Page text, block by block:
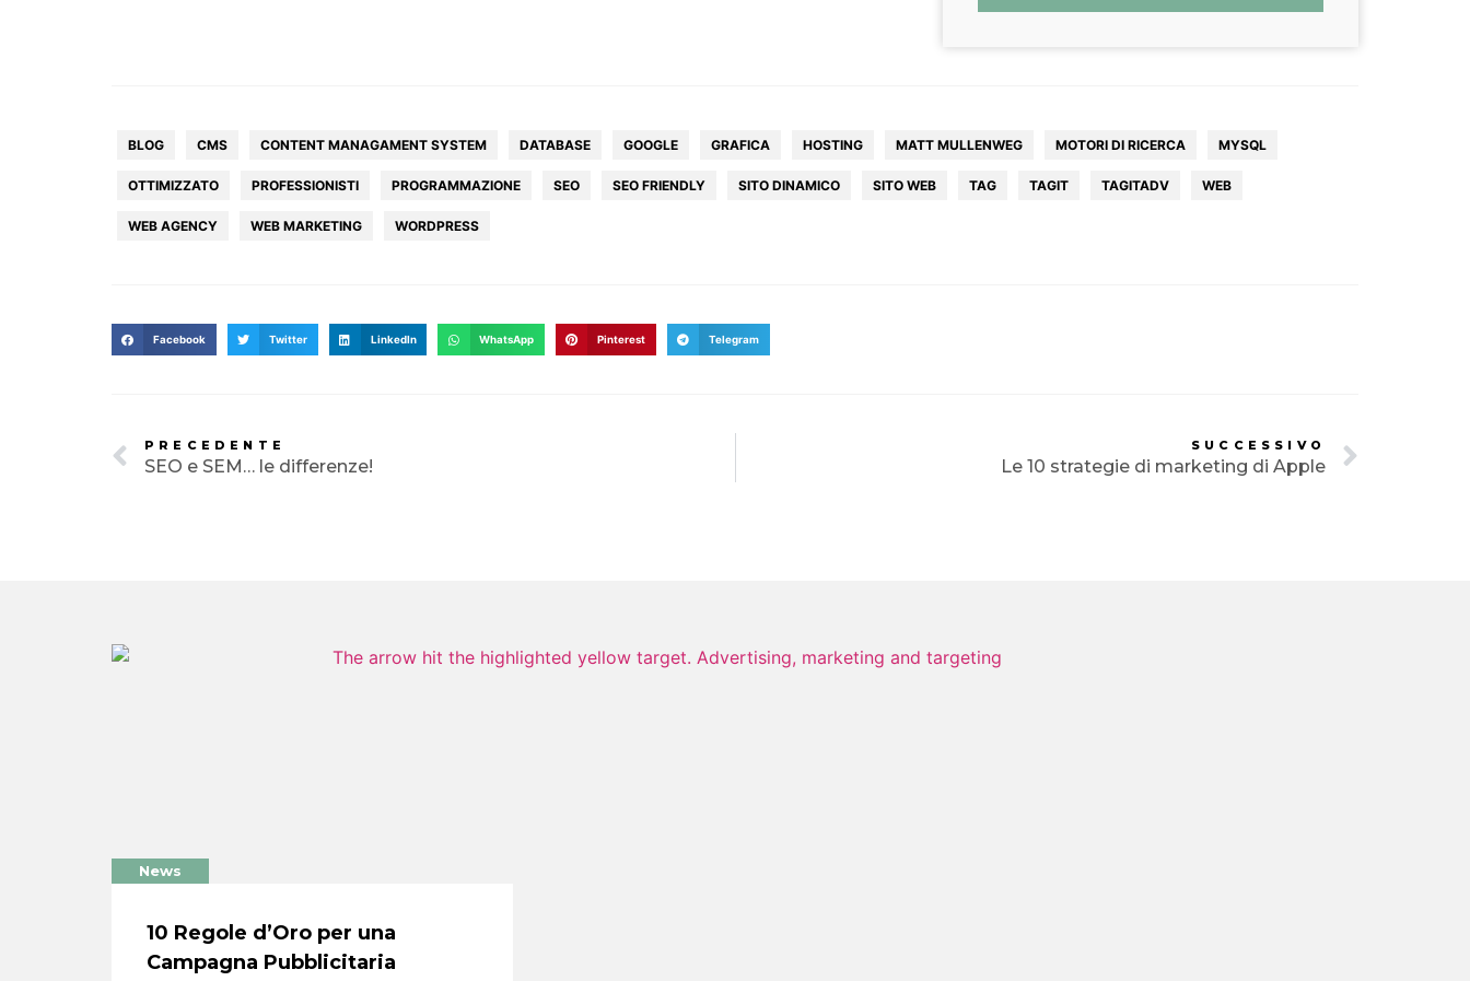
BLOG CMS CONTENT MANAGAMENT SYSTEM DATABASE GOOGLE GRAFICA HOSTING MATT MULLENWEG MOTORI DI RICERCA MYSQL
OTTIMIZZATO PROFESSIONISTI PROGRAMMAZIONE SEO SEO FRIENDLY SITO DINAMICO SITO WEB TAG TAGIT TAGITADV WEB
WEB AGENCY WEB MARKETING WORDPRESS
Facebook Twitter LinkedIn WhatsApp Pinterest Telegram
PRECEDENTE
SEO e SEM… le differenze!
SUCCESSIVO
Le 10 strategie di marketing di Apple
News
10 Regole d’Oro per una
Campagna Pubblicitaria